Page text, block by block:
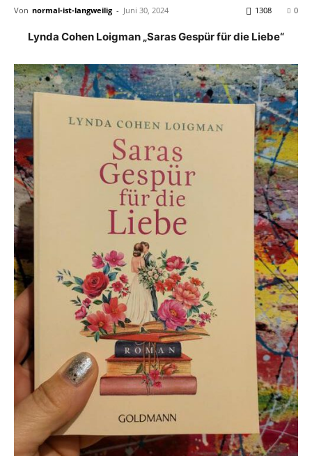
Von normal-ist-langweilig - Juni 30, 2024 0
1308
Lynda Cohen Loigman „Saras Gespür für die Liebe“